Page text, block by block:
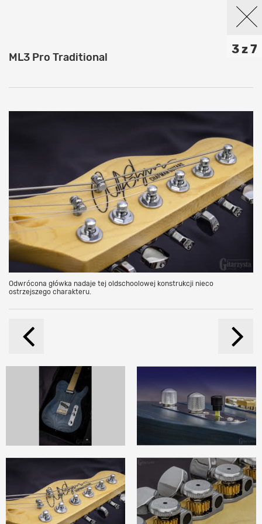
3 z 7
ML3 Pro Traditional
Odwrócona główka nadaje tej oldschoolowej konstrukcji nieco
ostrzejszego charakteru.